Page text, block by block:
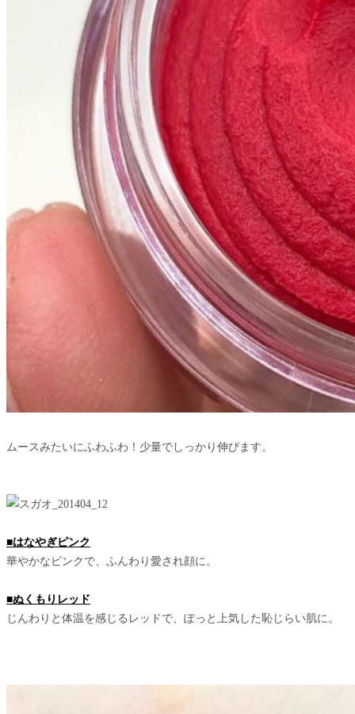
ムースみたいにふわふわ！少量でしっかり伸びます。
■はなやぎピンク
華やかなピンクで、ふんわり愛され顔に。
■ぬくもりレッド
じんわりと体温を感じるレッドで、ぽっと上気した恥じらい肌に。